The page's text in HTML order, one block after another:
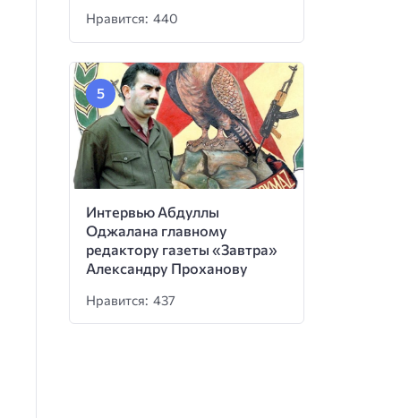
Нравится: 440
Интервью Абдуллы
Оджалана главному
редактору газеты «Завтра»
Александру Проханову
Нравится: 437